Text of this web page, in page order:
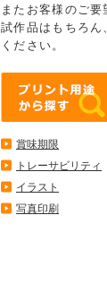
またお客様のご
試作品はもちろ
ください。
賞味期限
トレーサビリティ
イラスト
写真印刷